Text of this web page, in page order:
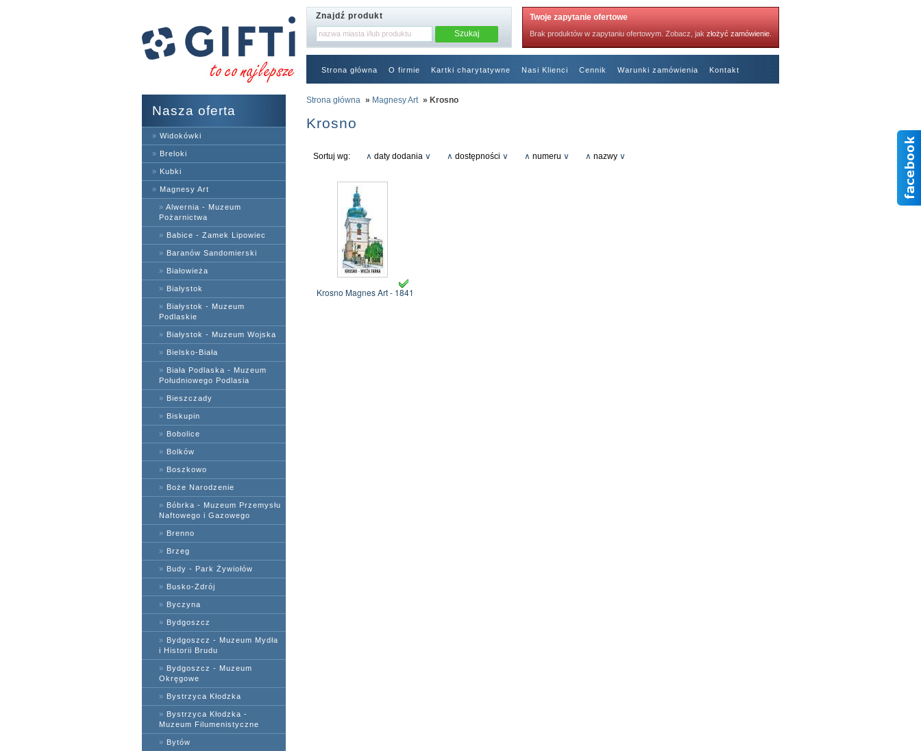
Znajdź produkt Twoje zapytanie ofertowe
Brak produktów w zapytaniu ofertowym. Zobacz, jak złożyć zamówienie
Strona główna O firmie Kartki charytatywne Nasi Klienci Cennik Warunki zamówienia Kontakt
RODO
Nasza oferta
» Widokówki
» Breloki
» Kubki
» Magnesy Art
» Alwernia - Muzeum
Pożarnictwa
» Babice - Zamek Lipowiec
» Baranów Sandomierski
» Białowieża
» Białystok
» Białystok - Muzeum
Podlaskie
» Białystok - Muzeum Wojska
» Bielsko-Biała
» Biała Podlaska - Muzeum
Południowego Podlasia
» Bieszczady
» Biskupin
» Bobolice
» Bolków
» Boszkowo
» Boże Narodzenie
» Bóbrka - Muzeum Przemysłu
Naftowego i Gazowego
» Brenno
» Brzeg
» Budy - Park Żywiołów
» Busko-Zdrój
» Byczyna
» Bydgoszcz
» Bydgoszcz - Muzeum Mydła
i Historii Brudu
» Bydgoszcz - Muzeum
Okręgowe
» Bystrzyca Kłodzka
» Bystrzyca Kłodzka -
Muzeum Filumenistyczne
» Bytów
Strona główna » Magnesy Art » Krosno
Krosno
Sortuj wg: ∧ daty dodania ∨ ∧ dostępności ∨ ∧ numeru ∨ ∧ nazwy ∨
Krosno Magnes Art - 1841